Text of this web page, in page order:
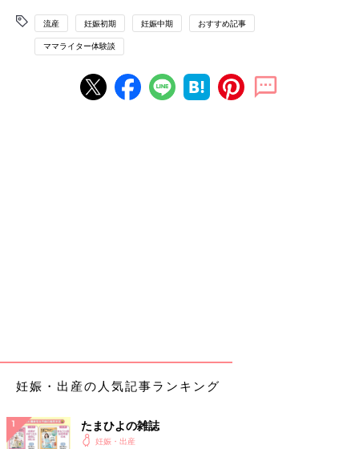
丈夫な私が“流産”なんて、信じられない気持ち…
妊娠によって、今までより世界が目まぐるしく感じました。「私
1人ではない、おなかに命が育っている！」と責任も感じまし
段々と気持ちは落ち着いてきました。翌朝再検査をして、赤ちゃ
んが見えなかったら手術ということになり、その日は帰宅しまし
流産 妊娠初期 妊娠中期 おすすめ記事
ママライター体験談
妊娠・出産の人気記事ランキング
たまひよの雑誌
妊娠・出産